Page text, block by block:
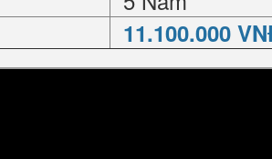
11.100.000